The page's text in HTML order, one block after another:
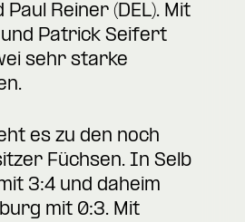
Paul Reiner (DEL). Mit
und Patrick Seifert
sehr starke
es zu den noch
Füchsen. In Selb
3:4 und daheim
mit 0:3. Mit